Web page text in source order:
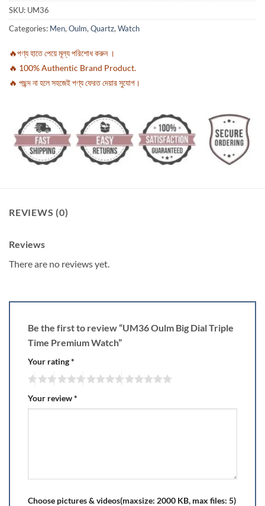
SKU: UM36
Categories: Men, Oulm, Quartz, Watch
🔥পণ্য হাতে পেয়ে মূল্য পরিশোধ করুন ।
🔥 100% Authentic Brand Product.
🔥 পছন্দ না হলে সহজেই পণ্য ফেরত দেয়ার সুযোগ।
REVIEWS (0)
Reviews
There are no reviews yet.
Be the first to review “UM36 Oulm Big Dial Triple
Time Premium Watch”
Your rating*
Your review*
Choose pictures & videos(maxsize: 2000 KB, max files: 5)